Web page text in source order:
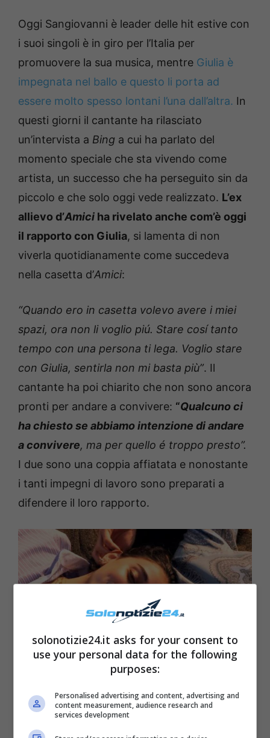
Oggi Sangiovanni è leader delle hit estive con
i suoi singoli è in giro per l’Italia per
promuovere la sua musica, mentre Giulia è
impegnata nel ballo e questo li porta ad
essere molto spesso lontani l’una dall’altra. In
questi giorni il cantante ha rilasciato
un’intervista a Bing a cui ha parlato del
momento speciale che sta vivendo come
artista, un successo che ha perseguito sin da
piccolo e che solo oggi vede realizzato. L’ex
allievo d’Amici ha rivelato anche com’è oggi
il rapporto con Giulia, si lamenta di non
viverla quotidianamente come succedeva
nella casetta d’Amici:
“Quando ero in casetta volevo avere i miei
spazi, ora non li voglio piú. Stare cosí tanto
tempo con una persona ti lega. Voglio stare
con Giulia, sentirla non mi basta più”. Il
cantante ha poi chiarito che non sono ancora
pronti per andare a convivere: “Qualcuno ci
ha chiesto se abbiamo intenzione di andare
a convivere, ma per quello é troppo presto”.
I due sono una coppia affiatata e nonostante
i tanti impegni di lavoro sono preparati a
difendere il loro rapporto.
Giulia-Sangiovanni fonte Instagram
solonotizie24.it asks for your consent to
use your personal data for the following
purposes:
Personalised advertising and content, advertising and
content measurement, audience research and
services development